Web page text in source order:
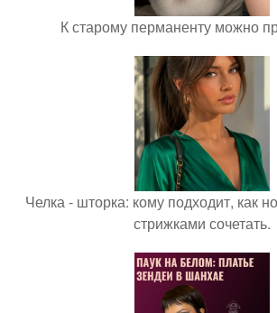
К старому перманенту можно
Челка - шторка: кому подходит, как
стрижками сочетать.